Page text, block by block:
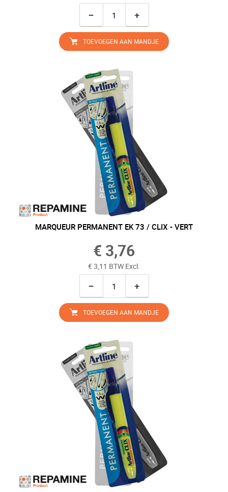
− +
TOEVOEGEN AAN MANDJE
MARQUEUR PERMANENT EK 73 / CLIX - VERT
€ 3,76
€ 3,11 BTW Excl.
− +
TOEVOEGEN AAN MANDJE